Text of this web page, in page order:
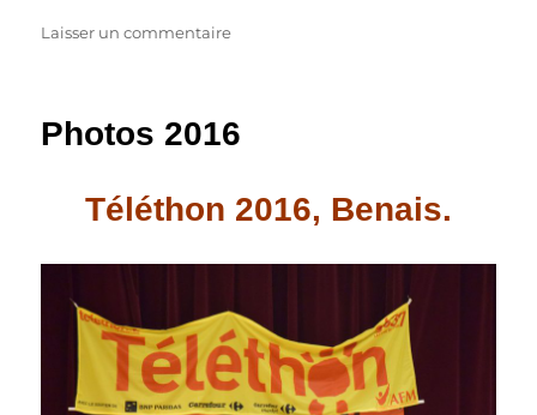
Laisser un commentairesur
bal
à
Photos 2016
Téléthon 2016, Benais.